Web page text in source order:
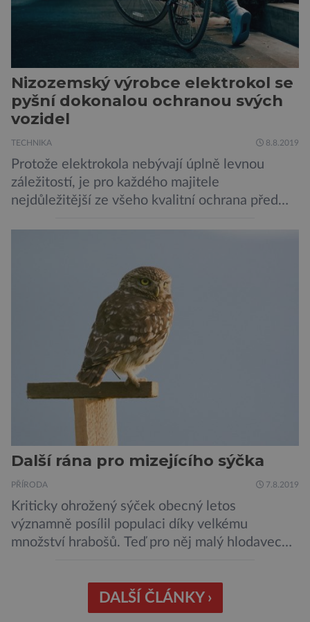
Nizozemský výrobce elektrokol se
pyšní dokonalou ochranou svých
vozidel
TECHNIKA 8.8.2019
Protože elektrokola nebývají úplně levnou
záležitostí, je pro každého majitele
nejdůležitější ze všeho kvalitní ochrana před
Skutečně nepřehání? Pokud se podrobněji
podíváme na ochranu jejich elektrokol
Electrified S2 a X2, pak je […]
Další rána pro mizejícího sýčka
PŘÍRODA 7.8.2019
Kriticky ohrožený sýček obecný letos
významně posílil populaci díky velkému
množství hrabošů. Teď pro něj malý hlodavec
srpna jim to umožňuje rozhodnutí Ústředního
kontrolního a zkušebního ústavu zemědělského
DALŠÍ ČLÁNKY ›